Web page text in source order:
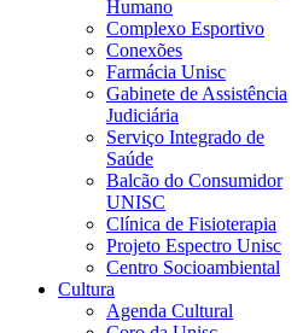
Humano
Complexo Esportivo
Conexões
Farmácia Unisc
Gabinete de Assistência
Judiciária
Serviço Integrado de
Saúde
Balcão do Consumidor
UNISC
Clínica de Fisioterapia
Projeto Espectro Unisc
Centro Socioambiental
Cultura
Agenda Cultural